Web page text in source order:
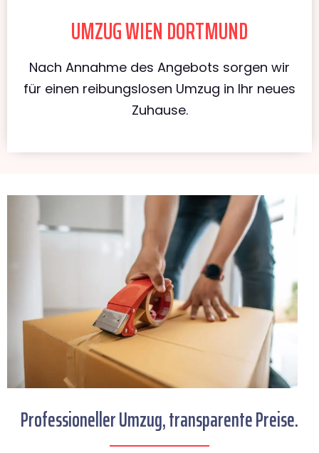
UMZUG WIEN DORTMUND
Nach Annahme des Angebots sorgen wir
für einen reibungslosen Umzug in Ihr neues
Zuhause.
Professioneller Umzug, transparente Preise.